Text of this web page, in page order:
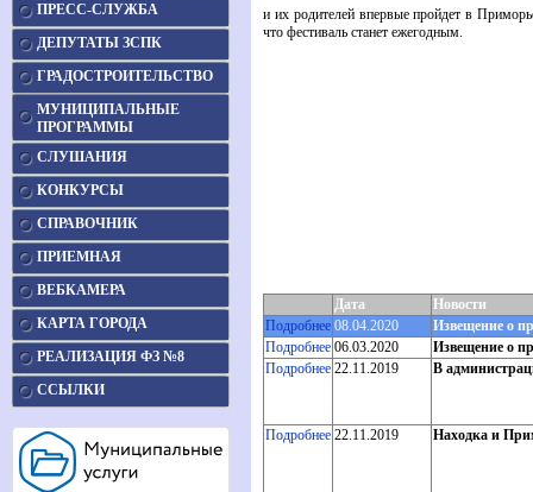
ПРЕСС-СЛУЖБА
ДЕПУТАТЫ ЗСПК
ГРАДОСТРОИТЕЛЬСТВО
МУНИЦИПАЛЬНЫЕ
ПРОГРАММЫ
СЛУШАНИЯ
КОНКУРСЫ
СПРАВОЧНИК
ПРИЕМНАЯ
ВЕБКАМЕРА
КАРТА ГОРОДА
РЕАЛИЗАЦИЯ ФЗ №8
ССЫЛКИ
и их родителей впервые пройдет в
что фестиваль станет ежегодным.
Дата
Новости
Подробнее 08.04.2020
Извещение о
Подробнее 06.03.2020
Извещение о
Подробнее 22.11.2019 В
Подробнее 22.11.2019 Находка и